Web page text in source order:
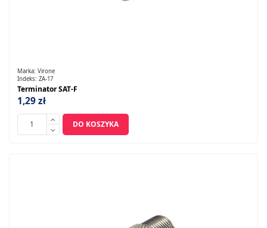
Marka: Virone
Indeks: ZA-17
Terminator SAT-F
1,29 zł
DO KOSZYKA